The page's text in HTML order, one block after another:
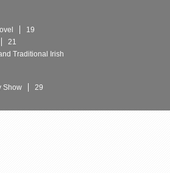
19
21
Traditional Irish
Show
29